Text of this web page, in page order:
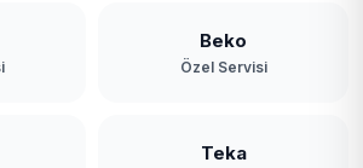
Beko
Özel Servisi
Teka